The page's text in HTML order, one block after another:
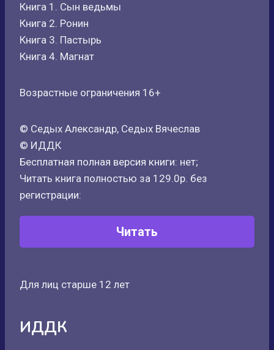
Книга 1. Сын ведьмы
Книга 2. Ронин
Книга 3. Пастырь
Книга 4. Магнат
Возрастные ограничения 16+
© Седых Александр, Седых Вячеслав
© ИДДК
Бесплатная полная версия книги: нет;
Читать книга полностью за 129.0р. без
регистрации:
Читать
Для лиц старше 12 лет
ИДДК